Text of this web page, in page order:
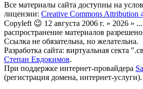
Все материалы сайта доступны на
лицензии: Creative Commons Attribution
Copyleft 😉 12 августа 2006 г. » 2026 »
распространение материалов
Ссылка не обязательна, но желательна.
Разработка сайта: виртуальная секта
Степан Евдокимов.
При поддержке интернет-провайдера
(регистрация домена, интернет-услуги).